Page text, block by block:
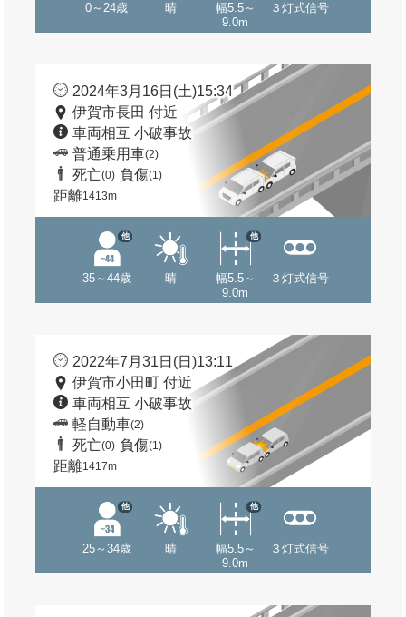
0～24歳 晴
幅5.5～
9.0m
３灯式信号
2024年3月16日(土)15:34
伊賀市長田 付近
車両相互 小破事故
普通乗用車(2)
死亡(0) 負傷(1)
距離1413m
35～44歳
他
晴
幅5.5～
9.0m
他
３灯式信号
2022年7月31日(日)13:11
伊賀市小田町 付近
車両相互 小破事故
軽自動車(2)
死亡(0) 負傷(1)
距離1417m
25～34歳
他
晴
幅5.5～
9.0m
他
３灯式信号